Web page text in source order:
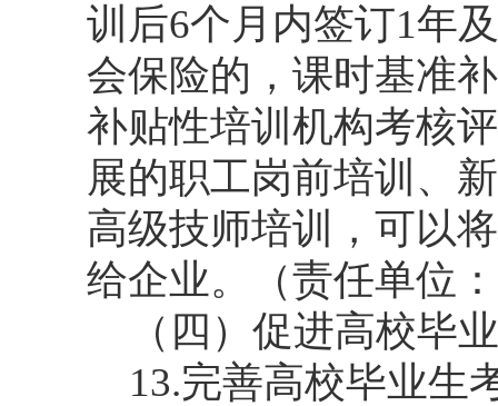
训后6个月内签订1年
会保险的，课时基准
补贴性培训机构考核
展的职工岗前培训、
高级技师培训，可以
给企业。（责任单位
（四）促进高校毕
13.完善高校毕业生